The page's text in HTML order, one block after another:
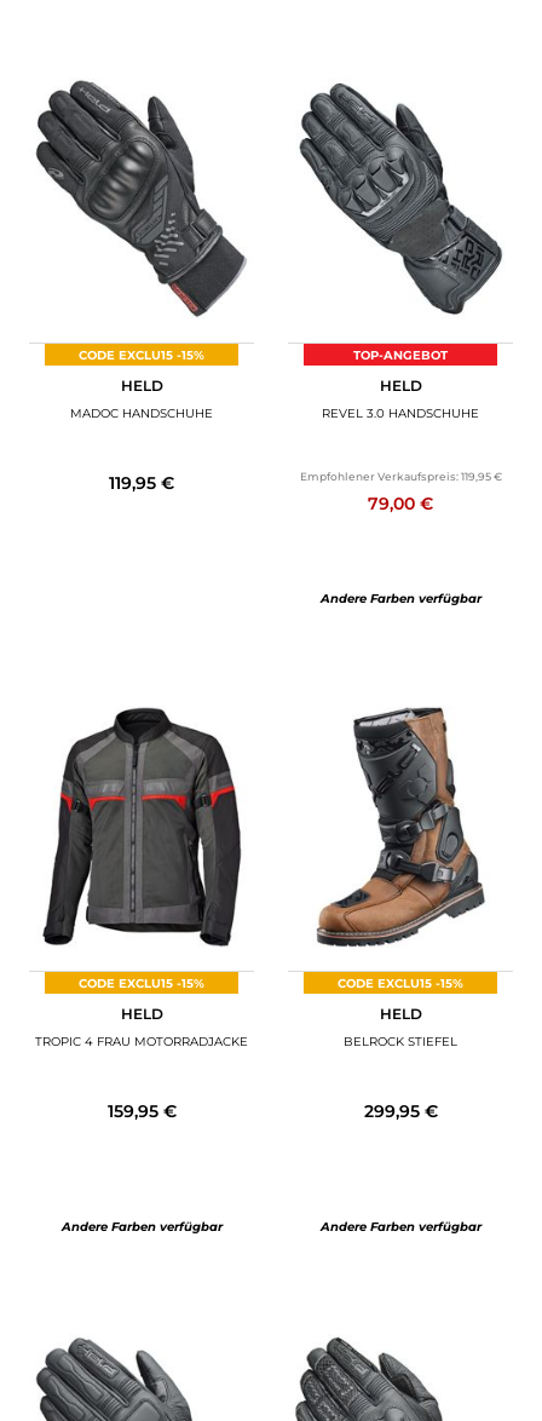
CODE EXCLU15 -15%
HELD
MADOC HANDSCHUHE
119,95 €
TOP-ANGEBOT
HELD
REVEL 3.0 HANDSCHUHE
Empfohlener Verkaufspreis: 119,95 €
79,00 €
Andere Farben verfügbar
CODE EXCLU15 -15%
HELD
TROPIC 4 FRAU MOTORRADJACKE
159,95 €
Andere Farben verfügbar
CODE EXCLU15 -15%
HELD
BELROCK STIEFEL
299,95 €
Andere Farben verfügbar